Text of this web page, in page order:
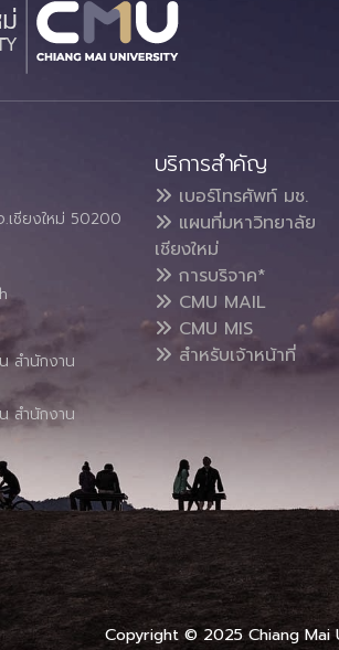
เชียงใหม่ 50200
สำนักงาน
สำนักงาน
บริการสำคัญ
เบอร์โทรศัพท์ มช.
แผนที่มหาวิทยาลัย
เชียงใหม่
การบริจาค*
CMU MAIL
CMU MIS
สำหรับเจ้าหน้าที่
Copyright © 2025 Chiang Mai